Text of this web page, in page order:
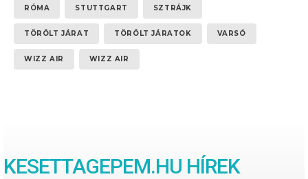
RÓMA STUTTGART SZTRÁJK
TÖRÖLT JÁRAT TÖRÖLT JÁRATOK VARSÓ
WIZZ AIR WIZZ AIR
KESETTAGEPEM.HU HÍREK